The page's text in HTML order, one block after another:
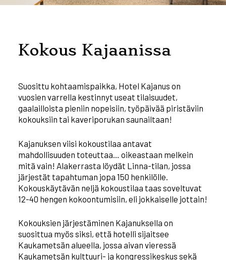
Kokous Kajaanissa
Suosittu kohtaamispaikka, Hotel Kajanus on
vuosien varrella kestinnyt useat tilaisuudet,
gaalailloista pieniin nopeisiin, työpäivää piristäviin
kokouksiin tai kaveriporukan saunailtaan!
Kajanuksen viisi kokoustilaa antavat
mahdollisuuden toteuttaa… oikeastaan melkein
mitä vain! Alakerrasta löydät Linna-tilan, jossa
järjestät tapahtuman jopa 150 henkilölle.
Kokouskäytävän neljä kokoustilaa taas soveltuvat
12-40 hengen kokoontumisiin, eli jokkaiselle jottain!
Kokouksien järjestäminen Kajanuksella on
suosittua myös siksi, että hotelli sijaitsee
Kaukametsän alueella, jossa aivan vieressä
Kaukametsän kulttuuri- ja kongressikeskus sekä